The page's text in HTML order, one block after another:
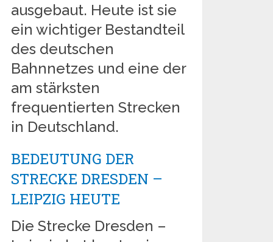
ausgebaut. Heute ist sie
ein wichtiger Bestandteil
des deutschen
Bahnnetzes und eine der
am stärksten
frequentierten Strecken
in Deutschland.
BEDEUTUNG DER
STRECKE DRESDEN –
LEIPZIG HEUTE
Die Strecke Dresden –